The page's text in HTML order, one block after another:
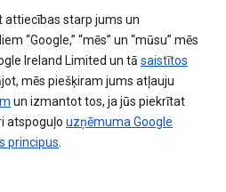
attiecības starp jums un
“Google,” “mēs” un “mūsu” mēs
Ireland Limited un tā saistītos
mēs piešķiram jums atļauju
un izmantot tos, ja jūs piekrītat
atspoguļo uzņēmuma Google
principus